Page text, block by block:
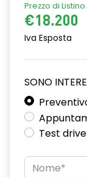
Prezzo di Listino
€18.200
Iva Esposta
SONO
Test drive